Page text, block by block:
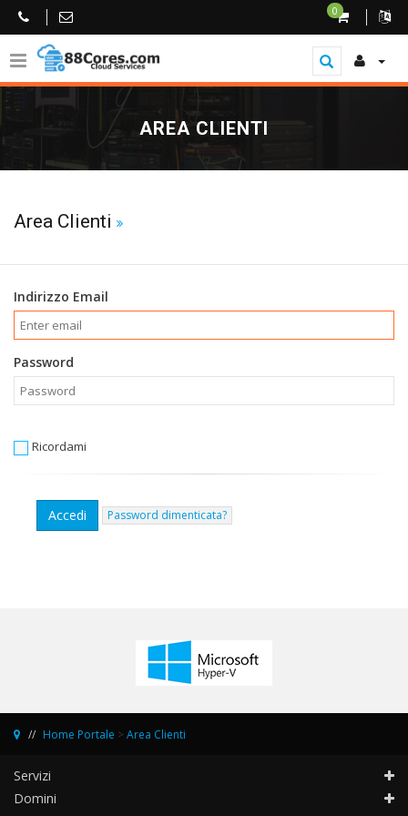
0
AREA CLIENTI
Area Clienti
Indirizzo Email
Password
Ricordami
Password dimenticata?
Home Portale > Area Clienti
Servizi
Domini